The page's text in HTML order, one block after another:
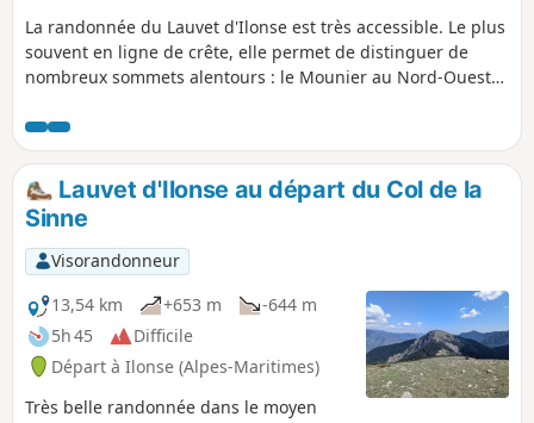
La randonnée du Lauvet d'Ilonse est très accessible. Le plus
souvent en ligne de crête, elle permet de distinguer de
nombreux sommets alentours : le Mounier au Nord-Ouest
frontière avec l'Italie.
Lauvet d'Ilonse au départ du Col de la
Sinne
Visorandonneur
13,54 km
+653 m
-644 m
5h 45
Difficile
Départ à Ilonse (Alpes-Maritimes)
Très belle randonnée dans le moyen